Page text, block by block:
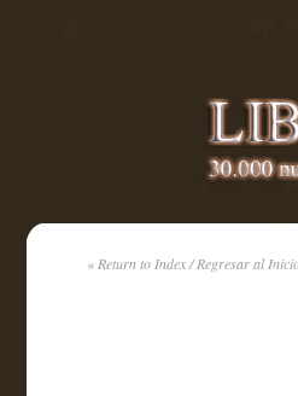
« Return to Index / Regresar al